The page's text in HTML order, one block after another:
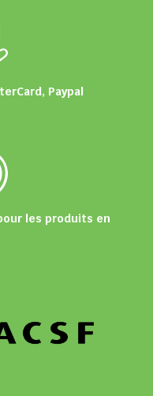
Paypal
les produits en